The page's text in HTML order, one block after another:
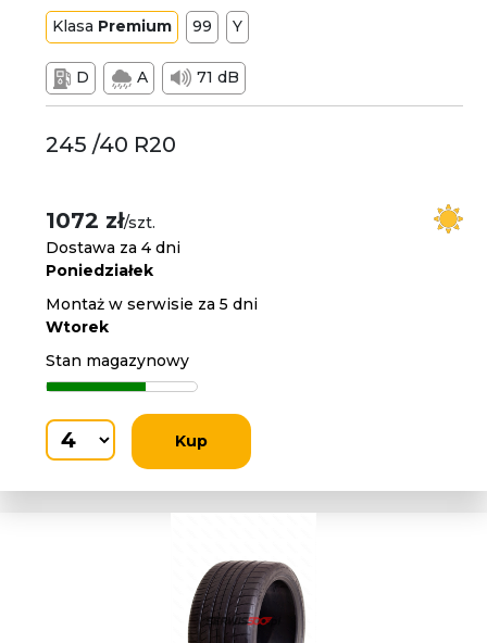
Klasa Premium 99 Y
D A 71 dB
245 /40 R20
1072 zł/szt.
Dostawa za 4 dni
Poniedziałek
Montaż w serwisie za 5 dni
Wtorek
Stan magazynowy
Kup